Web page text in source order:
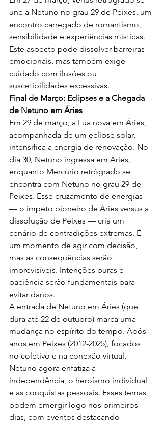
une a Netuno no grau 29 de Peixes, um
encontro carregado de romantismo,
sensibilidade e experiências místicas.
Este aspecto pode dissolver barreiras
emocionais, mas também exige
cuidado com ilusões ou
suscetibilidades excessivas.
Final de Março: Eclipses e a Chegada
de Netuno em Áries
Em 29 de março, a Lua nova em Áries,
acompanhada de um eclipse solar,
intensifica a energia de renovação. No
dia 30, Netuno ingressa em Áries,
enquanto Mercúrio retrógrado se
encontra com Netuno no grau 29 de
Peixes. Esse cruzamento de energias
— o ímpeto pioneiro de Áries versus a
dissolução de Peixes — cria um
cenário de contradições extremas. É
um momento de agir com decisão,
mas as consequências serão
imprevisíveis. Intenções puras e
paciência serão fundamentais para
evitar danos.
A entrada de Netuno em Áries (que
dura até 22 de outubro) marca uma
mudança no espírito do tempo. Após
anos em Peixes (2012-2025), focados
no coletivo e na conexão virtual,
Netuno agora enfatiza a
independência, o heroísmo individual
e as conquistas pessoais. Esses temas
podem emergir logo nos primeiros
dias, com eventos destacando